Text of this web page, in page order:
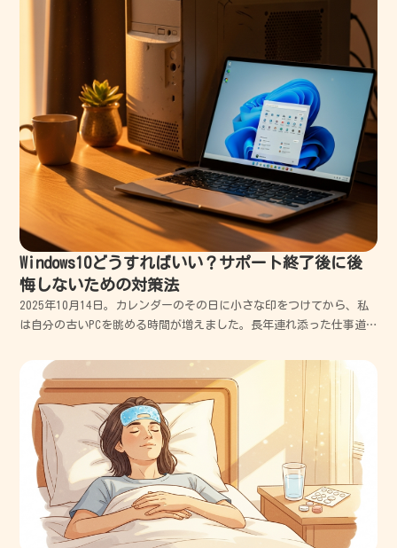
Windows10どうすればいい？サポート終了後に後
悔しないための対策法
2025年10月14日。カレンダーのその日に小さな印をつけてから、私
は自分の古いPCを眺める時間が増えました。長年連れ添った仕事道
た小さなホコリさえ、これまでの奮闘の証のように思えて、なかなか
手放す決心がつきませんよね。しかし、かつてWi...